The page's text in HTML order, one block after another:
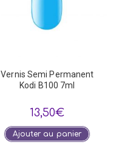
Vernis Semi Permanent
Kodi B100 7ml
13,50€
Ajouter au panier